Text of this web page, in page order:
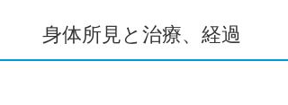
身体所見と治療、経過